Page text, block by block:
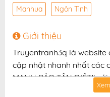
Manhua Ngôn Tình
Giới thiệu
Truyentranh3q là website
cập nhật nhanh nhất các
MANH BẢO TẬN DIỆT"
bản dịch chuẩn và giao